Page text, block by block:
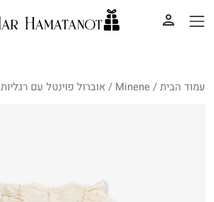
עמוד הבית/
Minene / אוברול פוינטל עם רגליות RIB